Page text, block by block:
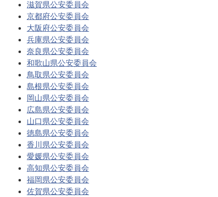
滋賀県公安委員会
京都府公安委員会
大阪府公安委員会
兵庫県公安委員会
奈良県公安委員会
和歌山県公安委員会
鳥取県公安委員会
島根県公安委員会
岡山県公安委員会
広島県公安委員会
山口県公安委員会
徳島県公安委員会
香川県公安委員会
愛媛県公安委員会
高知県公安委員会
福岡県公安委員会
佐賀県公安委員会